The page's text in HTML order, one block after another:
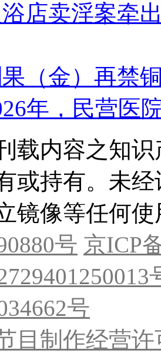
店卖淫案牵
果（金）再禁
年，民营医
载内容之知
或持有。未
镜像等任何使
号 京ICP
号
目制作经营